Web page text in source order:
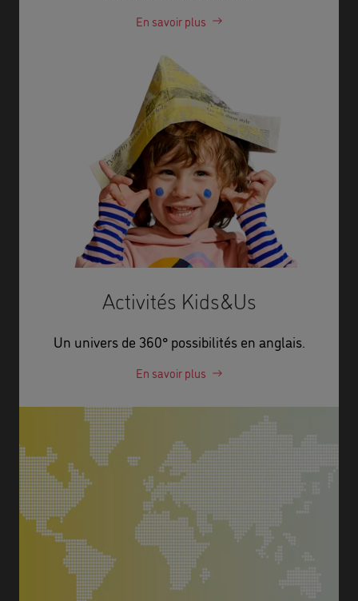
En savoir plus
Activités Kids&Us
Un univers de 360° possibilités en anglais.
En savoir plus